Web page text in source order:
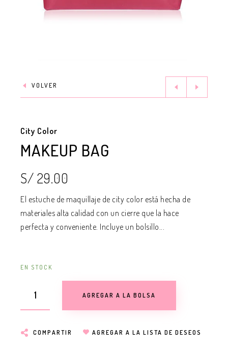
VOLVER
City Color
MAKEUP BAG
S/ 29.00
El estuche de maquillaje de city color está hecha de
materiales alta calidad con un cierre que la hace
perfecta y conveniente. Incluye un bolsillo...
EN STOCK
AGREGAR A LA BOLSA
COMPARTIR AGREGAR A LA LISTA DE DESEOS